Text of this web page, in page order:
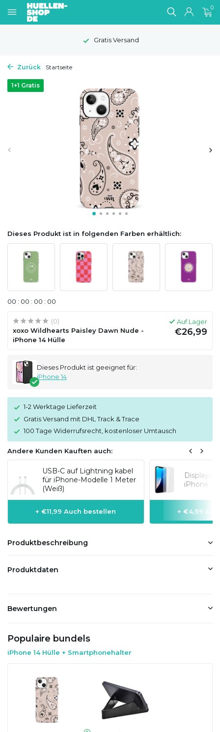
0
Gratis Versand
Zurück Startseite
1+1 Gratis
Dieses Produkt ist in folgenden Farben erhältlich:
00 : 00 : 00 : 00
(0)
xoxo Wildhearts Paisley Dawn Nude -
iPhone 14 Hülle
Auf Lager
€26,99
Dieses Produkt ist geeignet für:
iPhone 14
1-2 Werktage Lieferzeit
Gratis Versand mit DHL Track & Trace
100 Tage Widerrufsrecht, kostenloser Umtausch
Andere Kunden Kauften auch:
USB-C auf Lightning kabel
für iPhone-Modelle 1 Meter
(Weiß)
+ €11,99 Auch bestellen
iPhone 14
+ €4,99
Produktbeschreibung
Produktdaten
Bewertungen
Populaire bundels
iPhone 14 Hülle + Smartphonehalter